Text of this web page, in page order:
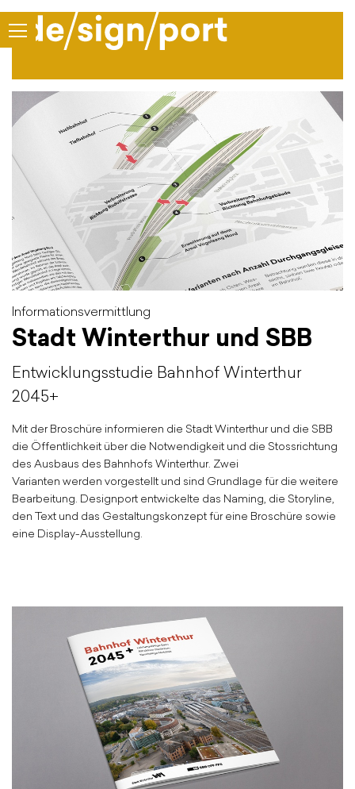
Informationsvermittlung
Stadt Winterthur und SBB
Entwicklungsstudie Bahnhof Winterthur
2045+
Mit der Broschüre informieren die Stadt Winterthur und die SBB
die Öffentlichkeit über die Notwendigkeit und die Stossrichtung
des Ausbaus des Bahnhofs Winterthur. Zwei
Varianten werden vorgestellt und sind Grundlage für die weitere
Bearbeitung. Designport entwickelte das Naming, die Storyline,
den Text und das Gestaltungskonzept für eine Broschüre sowie
eine Display-Ausstellung.